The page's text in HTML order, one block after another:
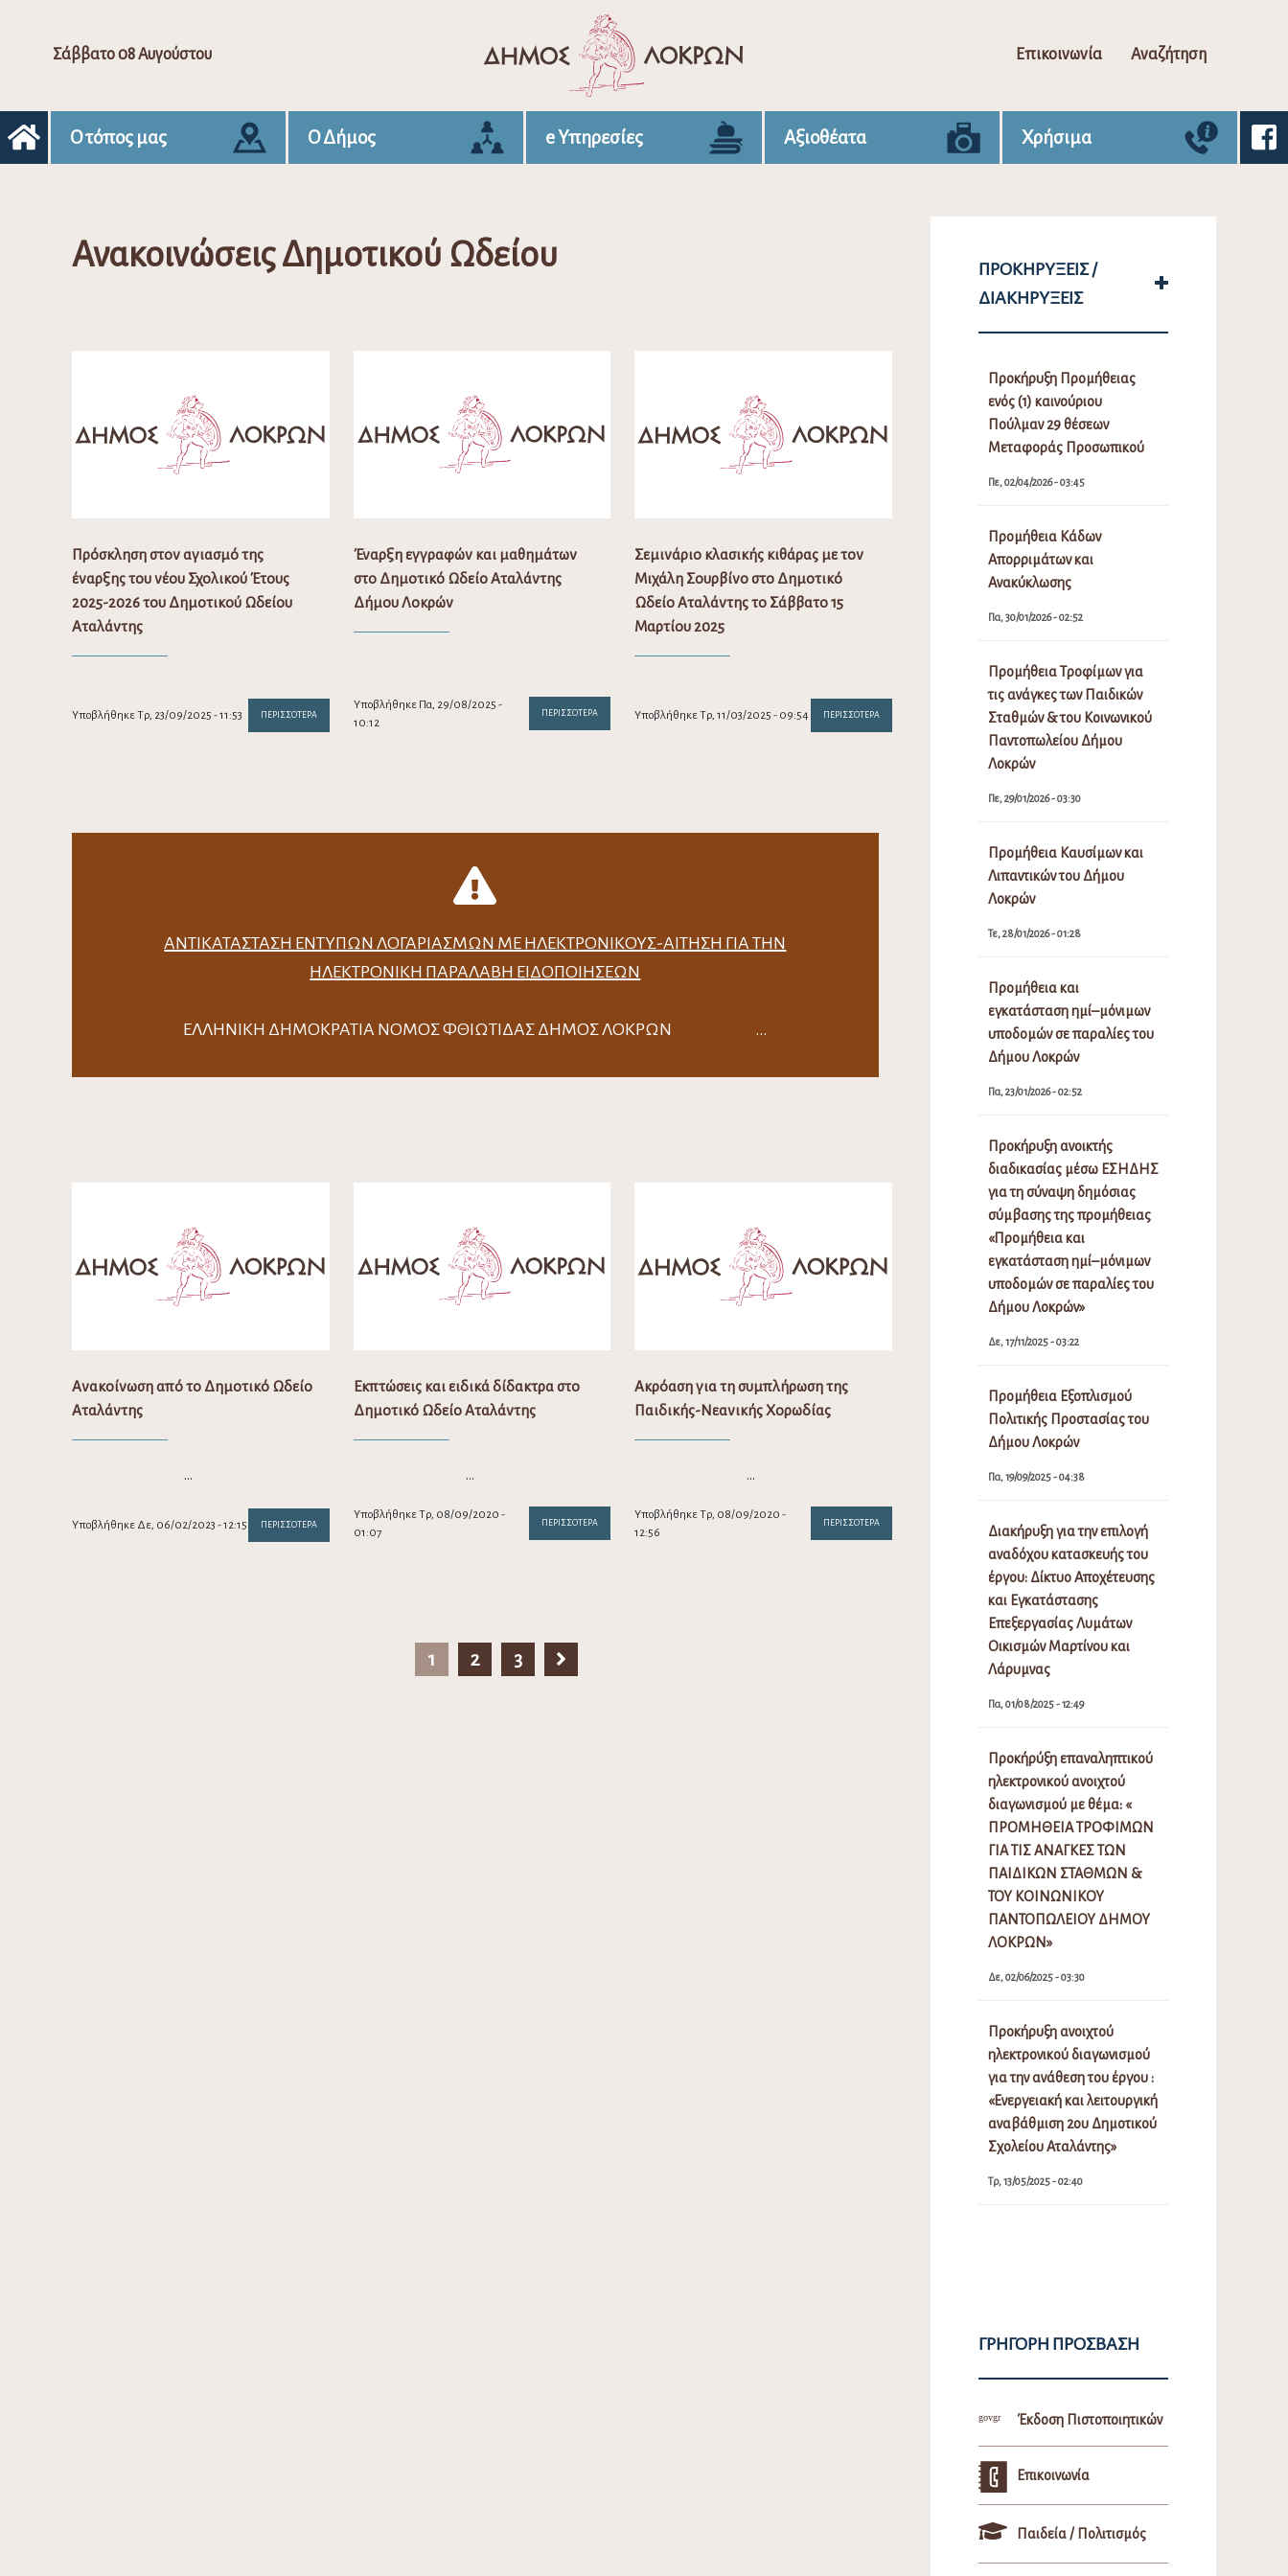
Σάββατο 08 Αυγούστου Επικοινωνία Αναζήτηση
Ο τόπος μας Ο Δήμος e Υπηρεσίες Αξιοθέατα Χρήσιμα
Ανακοινώσεις Δημοτικού Ωδείου
Πρόσκληση στον αγιασμό της
έναρξης του νέου Σχολικού Έτους
2025-2026 του Δημοτικού Ωδείου
Αταλάντης
Υποβλήθηκε Τρ, 23/09/2025 - 11:53 ΠΕΡΙΣΣΌΤΕΡΑ
Έναρξη εγγραφών και μαθημάτων
στο Δημοτικό Ωδείο Αταλάντης
Δήμου Λοκρών
Υποβλήθηκε Πα, 29/08/2025 -
10:12
ΠΕΡΙΣΣΌΤΕΡΑ
Σεμινάριο κλασικής κιθάρας με τον
Μιχάλη Σουρβίνο στο Δημοτικό
Ωδείο Αταλάντης το Σάββατο 15
Μαρτίου 2025
Υποβλήθηκε Τρ, 11/03/2025 - 09:54 ΠΕΡΙΣΣΌΤΕΡΑ
ΑΝΤΙΚΑΤΆΣΤΑΣΗ ΈΝΤΥΠΩΝ ΛΟΓΑΡΙΑΣΜΏΝ ΜΕ ΗΛΕΚΤΡΟΝΙΚΟΎΣ-ΑΊΤΗΣΗ ΓΙΑ ΤΗΝ
ΗΛΕΚΤΡΟΝΙΚΉ ΠΑΡΑΛΑΒΉ ΕΙΔΟΠΟΙΉΣΕΩΝ
ΕΛΛΗΝΙΚΗ ΔΗΜΟΚΡΑΤΙΑ ΝΟΜΟΣ ΦΘΙΩΤΙΔΑΣ ΔΗΜΟΣ ΛΟΚΡΩΝ …
Ανακοίνωση από το Δημοτικό Ωδείο
Αταλάντης
…
Υποβλήθηκε Δε, 06/02/2023 - 12:15 ΠΕΡΙΣΣΌΤΕΡΑ
Εκπτώσεις και ειδικά δίδακτρα στο
Δημοτικό Ωδείο Αταλάντης
…
Υποβλήθηκε Τρ, 08/09/2020 -
01:07
ΠΕΡΙΣΣΌΤΕΡΑ
Ακρόαση για τη συμπλήρωση της
Παιδικής-Νεανικής Χορωδίας
…
Υποβλήθηκε Τρ, 08/09/2020 -
12:56
ΠΕΡΙΣΣΌΤΕΡΑ
1 2 3
ΠΡΟΚΗΡΎΞΕΙΣ /
ΔΙΑΚΗΡΎΞΕΙΣ
Προκήρυξη Προμήθειας
ενός (1) καινούριου
Πούλμαν 29 θέσεων
Μεταφοράς Προσωπικού
Πε, 02/04/2026 - 03:45
Προμήθεια Κάδων
Απορριμάτων και
Ανακύκλωσης
Πα, 30/01/2026 - 02:52
Προμήθεια Τροφίμων για
τις ανάγκες των Παιδικών
Σταθμών & του Κοινωνικού
Παντοπωλείου Δήμου
Λοκρών
Πε, 29/01/2026 - 03:30
Προμήθεια Καυσίμων και
Λιπαντικών του Δήμου
Λοκρών
Τε, 28/01/2026 - 01:28
Προμήθεια και
εγκατάσταση ημί–μόνιμων
υποδομών σε παραλίες του
Δήμου Λοκρών
Πα, 23/01/2026 - 02:52
Προκήρυξη ανοικτής
διαδικασίας μέσω ΕΣΗΔΗΣ
για τη σύναψη δημόσιας
σύμβασης της προμήθειας
«Προμήθεια και
εγκατάσταση ημί–μόνιμων
υποδομών σε παραλίες του
Δήμου Λοκρών»
Δε, 17/11/2025 - 03:22
Προμήθεια Εξοπλισμού
Πολιτικής Προστασίας του
Δήμου Λοκρών
Πα, 19/09/2025 - 04:38
Διακήρυξη για την επιλογή
αναδόχου κατασκευής του
έργου: Δίκτυο Αποχέτευσης
και Εγκατάστασης
Επεξεργασίας Λυμάτων
Οικισμών Μαρτίνου και
Λάρυμνας
Πα, 01/08/2025 - 12:49
Προκήρύξη επαναληπτικού
ηλεκτρονικού ανοιχτού
διαγωνισμού με θέμα: «
ΠΡΟΜΗΘΕΙΑ ΤΡΟΦΙΜΩΝ
ΓΙΑ ΤΙΣ ΑΝΑΓΚΕΣ ΤΩΝ
ΠΑΙΔΙΚΩΝ ΣΤΑΘΜΩΝ &
ΤΟΥ ΚΟΙΝΩΝΙΚΟΥ
ΠΑΝΤΟΠΩΛΕΙΟΥ ΔΗΜΟΥ
ΛΟΚΡΩΝ»
Δε, 02/06/2025 - 03:30
Προκήρυξη ανοιχτού
ηλεκτρονικού διαγωνισμού
για την ανάθεση του έργου :
«Ενεργειακή και λειτουργική
αναβάθμιση 2ου Δημοτικού
Σχολείου Αταλάντης»
Τρ, 13/05/2025 - 02:40
ΓΡΉΓΟΡΗ ΠΡΌΣΒΑΣΗ
Έκδοση Πιστοποιητικών
Επικοινωνία
Παιδεία / Πολιτισμός